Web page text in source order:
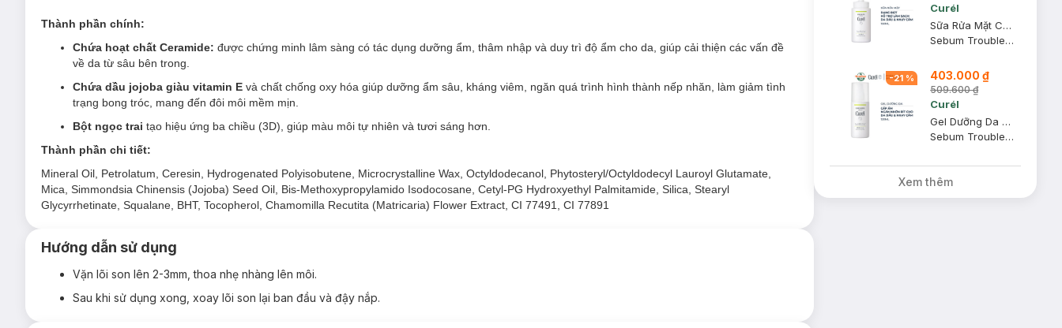
Thành phần chính:
Chứa hoạt chất Ceramide: được chứng minh lâm sàng có tác dụng dưỡng ẩm, thâm nhập và duy trì độ ẩm cho da, giúp cải thiện các vấn đề
về da từ sâu bên trong.
Chứa dầu jojoba giàu vitamin E và chất chống oxy hóa giúp dưỡng ẩm sâu, kháng viêm, ngăn quá trình hình thành nếp nhăn, làm giảm tình
trạng bong tróc, mang đến đôi môi mềm mịn.
Bột ngọc trai tạo hiệu ứng ba chiều (3D), giúp màu môi tự nhiên và tươi sáng hơn.
Thành phần chi tiết:
Mineral Oil, Petrolatum, Ceresin, Hydrogenated Polyisobutene, Microcrystalline Wax, Octyldodecanol, Phytosteryl/Octyldodecyl Lauroyl Glutamate,
Mica, Simmondsia Chinensis (Jojoba) Seed Oil, Bis-Methoxypropylamido Isodocosane, Cetyl-PG Hydroxyethyl Palmitamide, Silica, Stearyl
Glycyrrhetinate, Squalane, BHT, Tocopherol, Chamomilla Recutita (Matricaria) Flower Extract, CI 77491, CI 77891
Hướng dẫn sử dụng
Vặn lõi son lên 2-3mm, thoa nhẹ nhàng lên môi.
Sau khi sử dụng xong, xoay lõi son lại ban đầu và đậy nắp.
Curél
Sữa Rửa Mặt Curél Dạng Bọt Dành Cho Da Dầu 150ml
Sebum Trouble Care Sebum Care Foaming Wash
-21 % 403.000 ₫
509.600 ₫
Curél
Gel Dưỡng Da Curél Dành Cho Da Dầu 120ml
Sebum Trouble Care Sebum Care Moisture Gel
Xem thêm